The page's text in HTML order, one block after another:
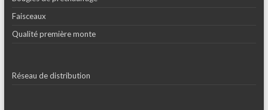
Faisceaux
Qualité première monte
Réseau de distribution